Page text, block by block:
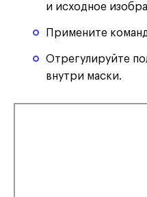
и исходное
Примените
Отрегулируйте
внутри маски.